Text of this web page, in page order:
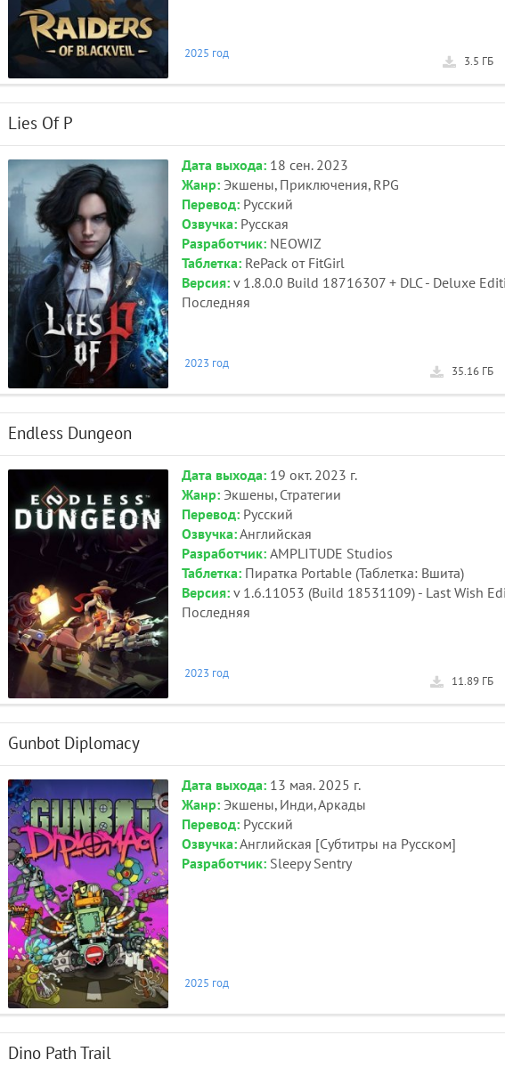
3.5 ГБ
2025 год
Lies Of P
Дата выхода:18 сен. 2023
Жанр:Экшены, Приключения, RPG
Перевод:Русский
Озвучка:Русская
Разработчик:NEOWIZ
Таблетка:RePack от FitGirl
Версия:v 1.8.0.0 Build 18716307 + DLC - Deluxe
Последняя
35.16 ГБ
2023 год
Endless Dungeon
Дата выхода:19 окт. 2023 г.
Жанр:Экшены, Стратегии
Перевод:Русский
Озвучка:Английская
Разработчик:AMPLITUDE Studios
Таблетка:Пиратка Portable (Таблетка: Вшита)
Версия:v 1.6.11053 (Build 18531109) - Last Wish
Последняя
11.89 ГБ
2023 год
Gunbot Diplomacy
Дата выхода:13 мая. 2025 г.
Жанр:Экшены, Инди, Аркады
Перевод:Русский
Озвучка:Английская [Субтитры на Русском]
Разработчик:Sleepy Sentry
2025 год
Dino Path Trail